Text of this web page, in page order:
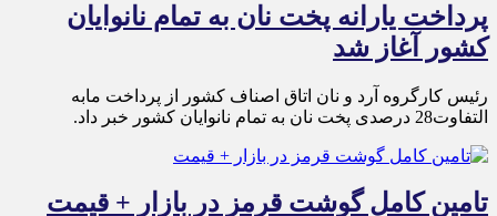
پرداخت یارانه پخت نان به تمام نانوایان
کشور آغاز شد
رئیس کارگروه آرد و نان اتاق اصناف کشور از پرداخت مابه
التفاوت28 درصدی پخت نان به تمام نانوایان کشور خبر داد.
تامین کامل گوشت قرمز در بازار + قیمت